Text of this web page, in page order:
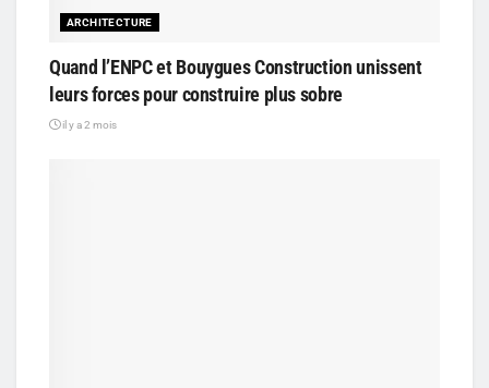
ARCHITECTURE
Quand l’ENPC et Bouygues Construction unissent
leurs forces pour construire plus sobre
il y a 2 mois